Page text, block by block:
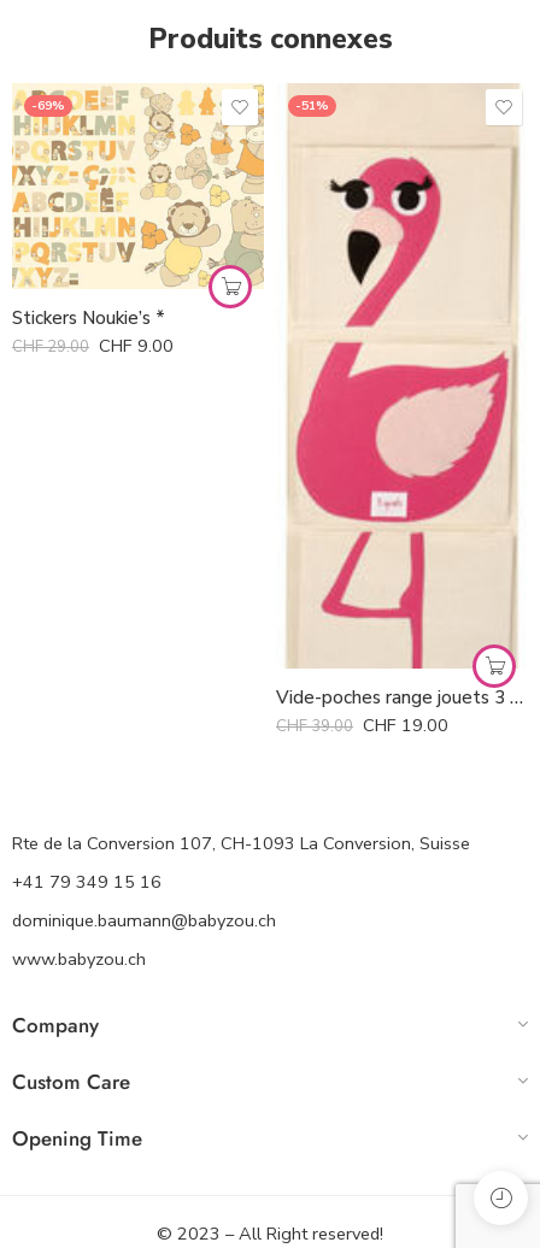
Produits connexes
-69%
Stickers Noukie’s *
CHF29.00 CHF 9.00
-51%
Vide-poches range jouets 3 Sprouts *
CHF39.00 CHF 19.00
Rte de la Conversion 107, CH-1093 La Conversion, Suisse
+41 79 349 15 16
dominique.baumann@babyzou.ch
www.babyzou.ch
Company
Custom Care
Opening Time
© 2023 – All Right reserved!